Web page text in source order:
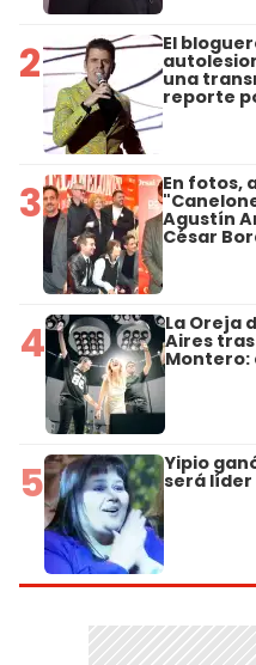
2 El
una
reporte
3 En fotos,
Agustín
César
4 La Oreja
Aires
Montero:
5 Yipio
será líder